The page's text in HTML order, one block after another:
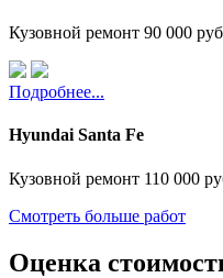
Кузовной ремонт 90 000
Подробнее...
Hyundai Santa Fe
Кузовной ремонт 110 000
Смотреть больше работ
Оценка